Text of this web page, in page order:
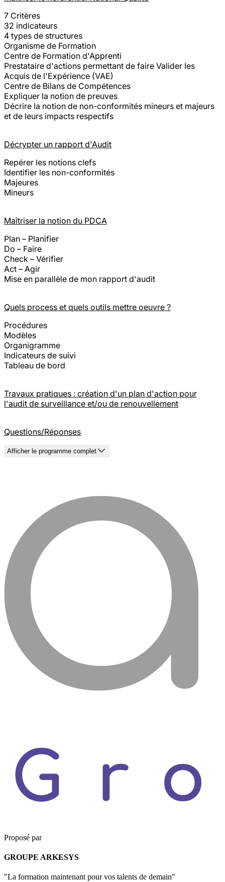
7 Critères
32 indicateurs
4 types de structures
Organisme de Formation
Centre de Formation d'Apprenti
Prestataire d'actions permettant de faire Valider les
Acquis de l'Expérience (VAE)
Centre de Bilans de Compétences
Expliquer la notion de preuves
Décrire la notion de non-conformités mineurs et majeurs
et de leurs impacts respectifs
Décrypter un rapport d'Audit
Repérer les notions clefs
Identifier les non-conformités
Majeures
Mineurs
Maîtriser la notion du PDCA
Plan – Planifier
Do – Faire
Check – Vérifier
Act – Agir
Mise en parallèle de mon rapport d'audit
Quels process et quels outils mettre oeuvre ?
Procédures
Modèles
Organigramme
Indicateurs de suivi
Tableau de bord
Travaux pratiques : création d'un plan d'action pour
l'audit de surveillance et/ou de renouvellement
Questions/Réponses
Afficher le programme complet
Proposé par
GROUPE ARKESYS
"La formation maintenant pour vos talents de demain"